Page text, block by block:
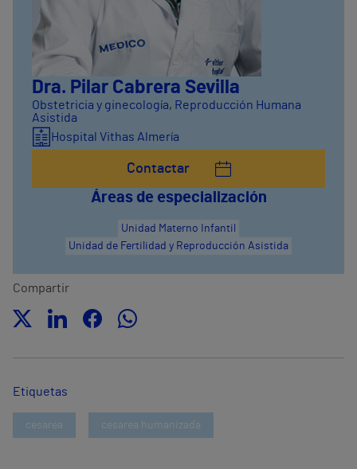
Dra. Pilar Cabrera Sevilla
Obstetricia y ginecología, Reproducción Humana
Asistida
Hospital Vithas Almería
Contactar
Áreas de especialización
Unidad de Fertilidad y Reproducción Asistida
Unidad Materno Infantil
Compartir
Etiquetas
cesarea cesarea humanizada